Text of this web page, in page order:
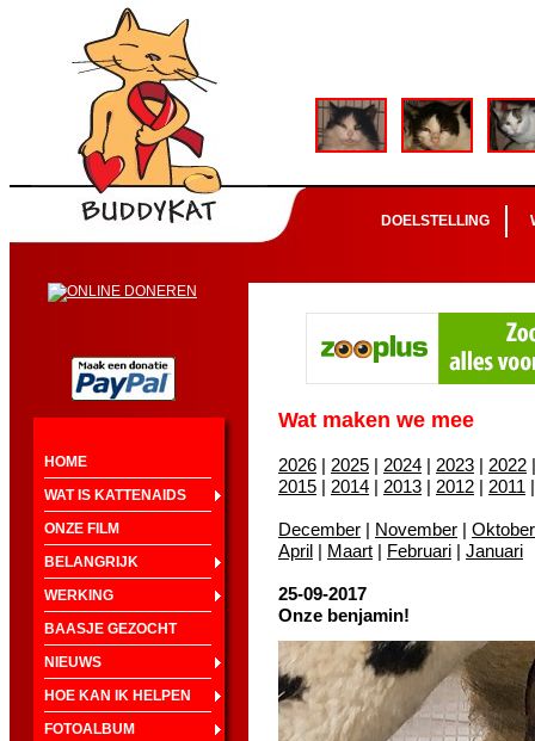
DOELSTELLING
HOME
WAT IS KATTENAIDS
ONZE FILM
BELANGRIJK
WERKING
BAASJE GEZOCHT
NIEUWS
HOE KAN IK HELPEN
FOTOALBUM
Wat maken we mee
2026 | 2025 | 2024 | 2023 | 2022
2015 | 2014 | 2013 | 2012 | 2011
December | November | Oktober
April | Maart | Februari | Januari
25-09-2017
Onze benjamin!